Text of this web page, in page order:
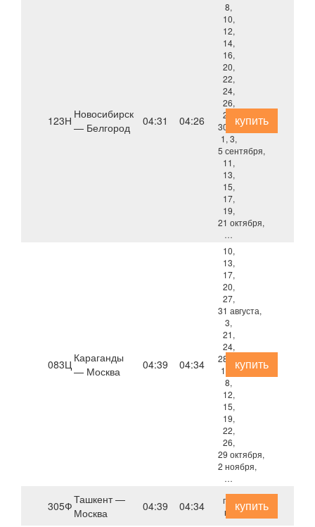
123Н Новосибирск
— Белгород
04:31 04:26
8,
10,
12,
14,
16,
20,
22,
24,
26,
28,
30 августа,
1, 3,
5 сентября,
11,
13,
15,
17,
19,
21 октября,
…
купить
083Ц Караганды
— Москва
04:39 04:34
10,
13,
17,
20,
27,
31 августа,
3,
21,
24,
28 сентября,
1, 5,
8,
12,
15,
19,
22,
26,
29 октября,
2 ноября,
…
купить
305ФТашкент —
Москва
04:39 04:34
пт,
вс
купить